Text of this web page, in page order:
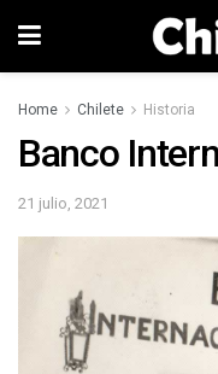
Home Chilete Historia
Banco
21 julio, 2021